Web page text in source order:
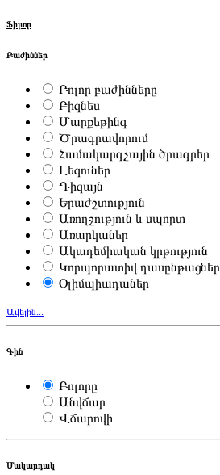
Ֆիլտր
Բաժիններ
Բոլոր բաժինները
Բիզնես
Մարքեթինգ
Ծրագրավորում
Համակարգչային ծրագրեր
Լեզուներ
Դիզայն
Երաժշտություն
Առողջություն և սպորտ
Առարկաներ
Ակադեմիական կրթություն
Կորպորատիվ դասընթացներ
Օլիմպիադաներ
Ավելին...
Գին
Բոլորը
Անվճար
Վճարովի
Մակարդակ